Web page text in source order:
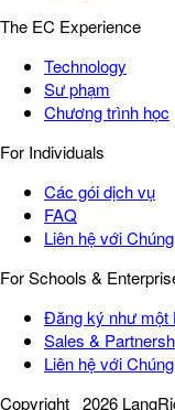
The EC Experience
Technology
Sư phạm
Chương trình học
For Individuals
Các gói dịch vụ
FAQ
Liên hệ với
For Schools &
Đăng ký như một
Sales &
Liên hệ với
Copyright 2026